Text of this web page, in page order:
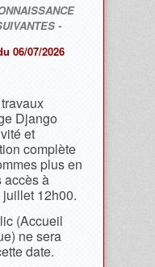
-
06/07/2026
Django
et
complète
plus en
accès à
12h00.
(Accueil
ne sera
date.